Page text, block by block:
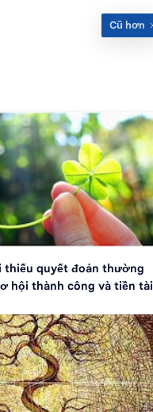
thiếu quyết đoán thường
hội thành công và tiền tài